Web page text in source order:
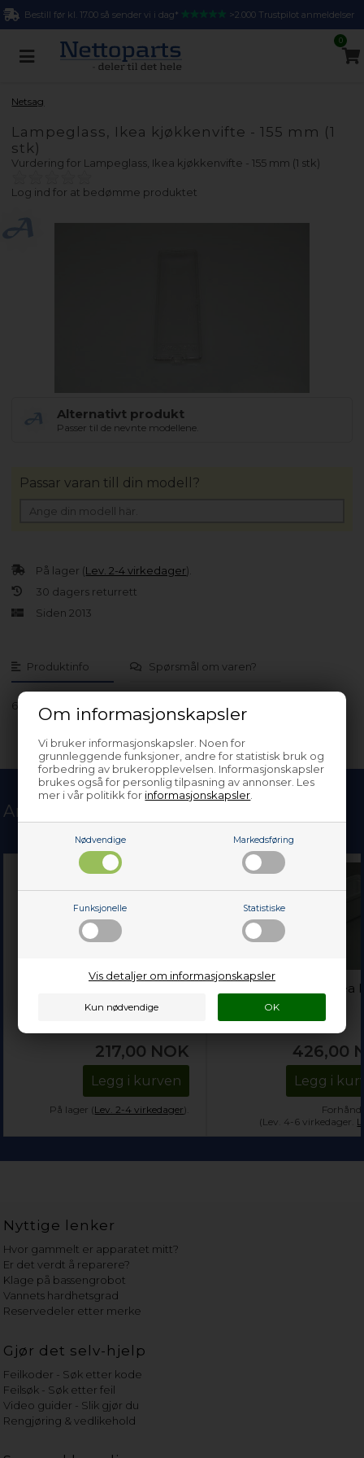
Om informasjonskapsler
Vi bruker informasjonskapsler. Noen for
grunnleggende funksjoner, andre for statistisk bruk og
forbedring av brukeropplevelsen. Informasjonskapsler
brukes også for personlig tilpasning av annonser. Les
mer i vår politikk for informasjonskapsler
Nødvendige Markedsføring
Funksjonelle Statistiske
Vis detaljer om informasjonskapsler
Bestill før kl. 17.00 så sender vi i dag* >2.000 Trustpilot anmeldelser
0
Netsag
Lampeglass, Ikea kjøkkenvifte - 155 mm (1
stk)
Vurdering for Lampeglass, Ikea kjøkkenvifte - 155 mm (1 stk)
Log ind for at bedømme produktet
Alternativt produkt
Passer til de nevnte modellene.
Produktinfo Spørsmål om varen?
600.793.02 HOO B20 2 - 857962901013
På lager (Lev. 2-4 virkedager).
30 dagers returrett
Siden 2013
Passar varan till din modell?
Andre kjøpte også
kjøkkenvifte - 205 mm x
217,00 NOK
Legg i kurven
På lager (Lev. 2-4 virkedager).
Flaskehylle i dør, Ikea
og frys (nedre)
426,00
Legg i
(Lev. 4-6 virkedager.
Nyttige lenker
Hvor gammelt er apparatet mitt?
Er det verdt å reparere?
Klage på bassengrobot
Vannets hardhetsgrad
Reservedeler etter merke
Gjør det selv-hjelp
Feilkoder - Søk etter kode
Feilsøk - Søk etter feil
Video guider - Slik gjør du
Rengjøring & vedlikehold